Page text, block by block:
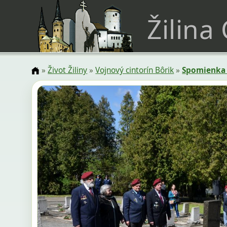
Žilina
»Život Žiliny»Vojnový cintorín Bôrik»Spomienka